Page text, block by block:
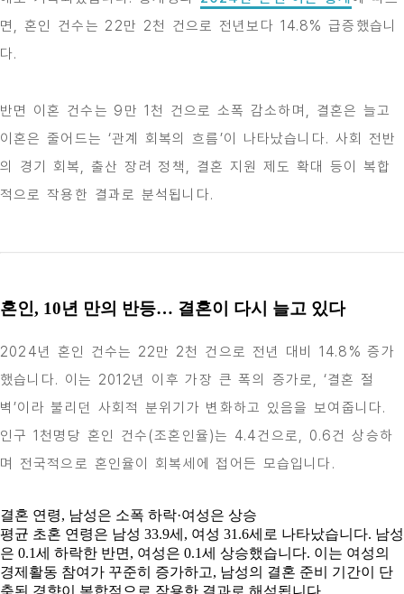
면, 혼인 건수는 22만 2천 건으로 전년보다 14.8% 급증했습니
다.
반면 이혼 건수는 9만 1천 건으로 소폭 감소하며, 결혼은 늘고
이혼은 줄어드는 ‘관계 회복의 흐름’이 나타났습니다. 사회 전반
의 경기 회복, 출산 장려 정책, 결혼 지원 제도 확대 등이 복합
적으로 작용한 결과로 분석됩니다.
혼인, 10년 만의 반등… 결혼이 다시 늘고 있다
2024년 혼인 건수는 22만 2천 건으로 전년 대비 14.8% 증가
했습니다. 이는 2012년 이후 가장 큰 폭의 증가로, ‘결혼 절
벽’이라 불리던 사회적 분위기가 변화하고 있음을 보여줍니다.
인구 1천명당 혼인 건수(조혼인율)는 4.4건으로, 0.6건 상승하
며 전국적으로 혼인율이 회복세에 접어든 모습입니다.
결혼 연령, 남성은 소폭 하락·여성은 상승
평균 초혼 연령은 남성 33.9세, 여성 31.6세로 나타났습니다. 남성
은 0.1세 하락한 반면, 여성은 0.1세 상승했습니다. 이는 여성의
경제활동 참여가 꾸준히 증가하고, 남성의 결혼 준비 기간이 단
축된 경향이 복합적으로 작용한 결과로 해석됩니다.